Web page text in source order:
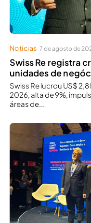
Notícias 7 de agosto de
Swiss Re registra
unidades de
Swiss Re lucrou US$
2026, alta de 9%,
áreas de...